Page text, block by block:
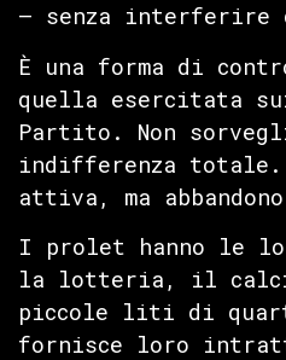
— senza interferire
È una forma di
quella esercitata
Partito. Non
indifferenza totale.
attiva, ma
I prolet hanno le
la lotteria, il
piccole liti di
fornisce loro